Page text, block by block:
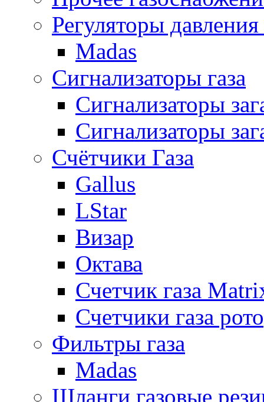
Регуляторы давления
Madas
Сигнализаторы газа
Сигнализаторы
Сигнализаторы
Счётчики Газа
Gallus
LStar
Визар
Октава
Счетчик газа
Счетчики газа
Фильтры газа
Madas
Шланги газовые